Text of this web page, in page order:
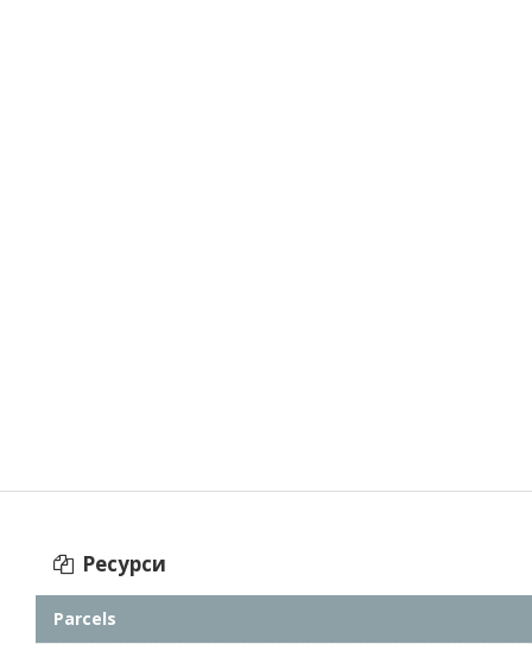
Ресурси
Parcels